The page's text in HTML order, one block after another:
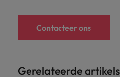
Contacteer ons
Gerelateerde artikels